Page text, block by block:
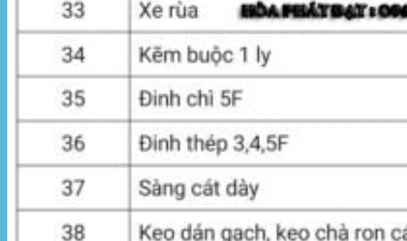
Nhà bạt di động
Motor kéo bạt che
Dự Án Hòa Phát Đạt
Lưới che nắng
Màng phủ nông nghiệp
Bạt Kéo Quán Cafe
Bạt Kéo Sân Trường
Thi Công Mái Xếp Hà Nội
Thi Công Mái Xếp TPHCM
Thi Công Mái Xếp Bình Dương
Thi Công Mái Xếp Biên Hòa
Tin tức
Hoạt động